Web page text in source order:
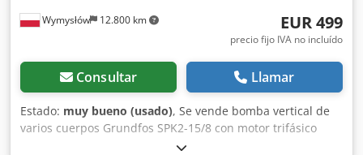
Wymysłów 12.800 km EUR 499
precio fijo IVA no incluído
Consultar Llamar
Estado: muy bueno (usado), Se vende bomba vertical de
varios cuerpos Grundfos SPK2-15/8 con motor trifásico
Grundfos MG 71A2-14FT85-B de 0,37 kW. La bomba está en